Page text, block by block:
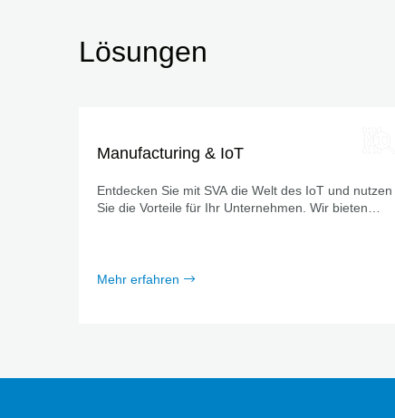
Lösungen
Manufacturing & IoT
Entdecken Sie mit SVA die Welt des IoT und nutzen
Sie die Vorteile für Ihr Unternehmen. Wir bieten
Mehr erfahren